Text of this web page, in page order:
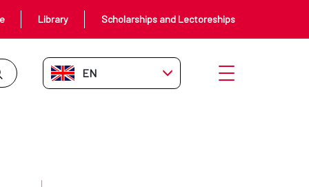
gigante
Library Scholarships and Lectoreships
EN-GB Open menu